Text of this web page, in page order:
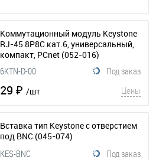
Коммутационный модуль Keystone
RJ-45 8P8C кат.6, универсальный,
компакт, PCnet (052-016)
Под заказ
6KTN-D-00
29 ₽ /шт Цены
Вставка тип Keystone с отверстием
под BNC (045-074)
Под заказ
KES-BNC